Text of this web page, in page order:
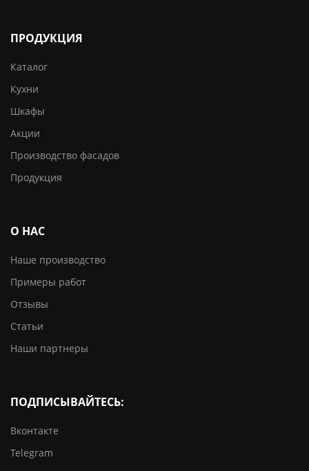
ПРОДУКЦИЯ
Каталог
Кухни
Шкафы
Акции
Производство фасадов
Продукция
О НАС
Наше производство
Примеры работ
Отзывы
Статьи
Наши партнеры
ПОДПИСЫВАЙТЕСЬ:
Вконтакте
Telegram